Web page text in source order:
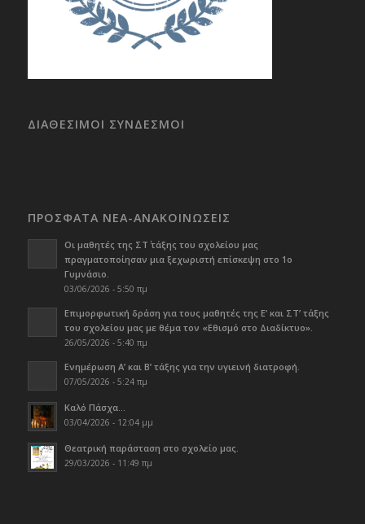
ΔΙΑΘΕΣΙΜΟΙ ΣΥΝΔΕΣΜΟΙ
ΠΡΟΣΦΑΤΑ ΝΕΑ-ΑΝΑΚΟΙΝΩΣΕΙΣ
Οι μαθητές της ΣΤ΄ τάξης του σχολείου μας
πραγματοποίησαν μια ξεχωριστή επίσκεψη στο 1ο
Γυμνάσιο.
03/06/2026 - 5:50 πμ
Επιμορφωτική δράση για τους μαθητές της Ε’ και ΣΤ’ τάξης
του σχολείου μας με θέμα τον «Εθισμό στο Διαδίκτυο».
26/05/2026 - 5:40 πμ
Ενημέρωση Α’ και Β’ τάξης για την υγιεινή διατροφή.
07/05/2026 - 5:24 πμ
Καλό Πάσχα…
03/04/2026 - 12:04 μμ
Θεατρική παράσταση στο σχολείο μας.
29/03/2026 - 11:49 πμ